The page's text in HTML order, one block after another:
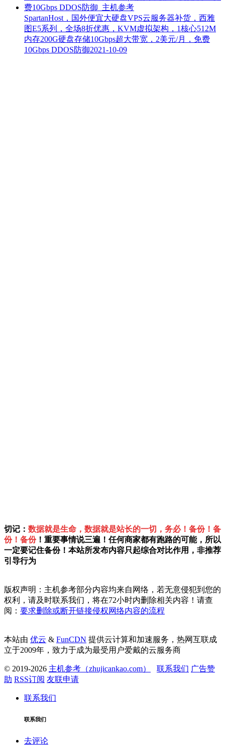
SpartanHost，国外便宜大硬盘VPS云服务器补货，西雅
图E5系列，全场8折优惠，KVM虚拟架构，1核心512M
内存200G硬盘存储10Gbps超大带宽，2美元/月，免费
10Gbps DDOS防御2021-10-09
切记： 数据就是生命，数据就是站长的一切，务必！备份！备
份！备份！重要事情说三遍！任何商家都有跑路的可能，所以
一定要记住备份！本站所发布内容只起综合对比作用，非推荐
引导行为
版权声明：主机参考部分内容均来自网络，若无意侵犯到您的
权利，请及时联系我们，将在72小时内删除相关内容！请查
阅： 要求删除或断开链接侵权网络内容的流程
本站由 优云 & FunCDN 提供云计算和加速服务，热网互联成
立于2009年，致力于成为最受用户爱戴的云服务商
© 2019-2026 主机参考（zhujicankao.com） 联系我们 广告赞
助 RSS订阅 友联申请
联系我们
联系我们
去评论